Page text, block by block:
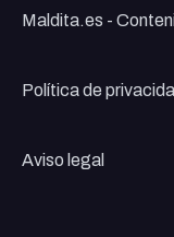
Maldita.es -
Política de
Aviso legal